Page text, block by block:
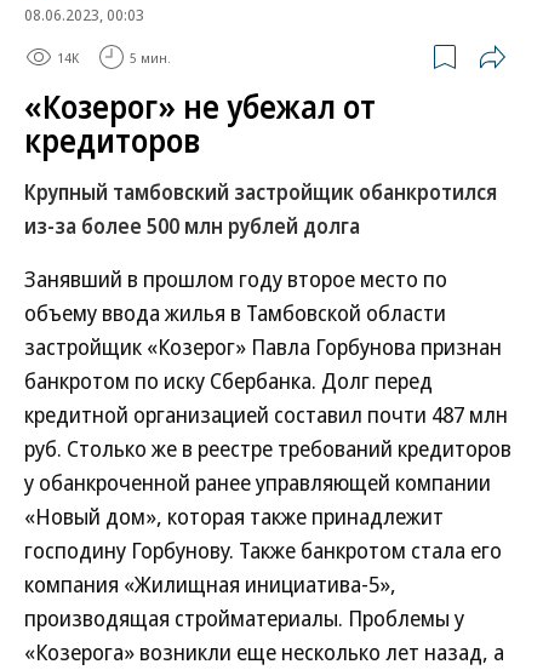
08.06.2023, 00:03
14K 5 мин.
«Козерог» не убежал от
кредиторов
Крупный тамбовский застройщик обанкротился
из-за более 500 млн рублей долга
Занявший в прошлом году второе место по
объему ввода жилья в Тамбовской области
застройщик «Козерог» Павла Горбунова признан
банкротом по иску Сбербанка. Долг перед
кредитной организацией составил почти 487 млн
руб. Столько же в реестре требований кредиторов
у обанкроченной ранее управляющей компании
«Новый дом», которая также принадлежит
господину Горбунову. Также банкротом стала его
компания «Жилищная инициатива-5»,
производящая стройматериалы. Проблемы у
«Козерога» возникли еще несколько лет назад, а